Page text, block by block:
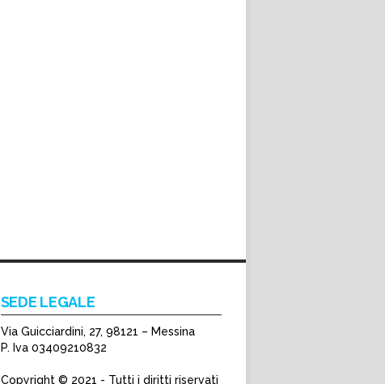
SEDE LEGALE
Via Guicciardini, 27, 98121 – Messina
P. Iva 03409210832
Copyright © 2021 - Tutti i diritti riservati